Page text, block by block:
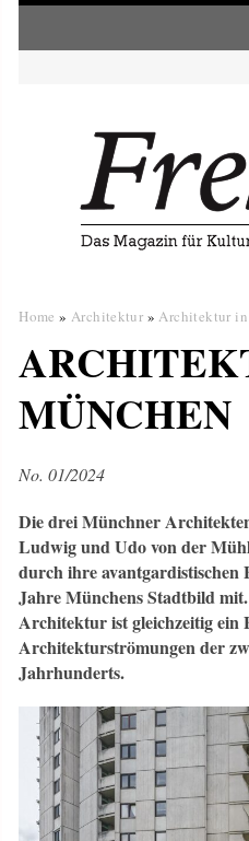
Home » Architektur » Architektur
MÜNCHEN
No. 01/2024
Die drei Münchner
Ludwig und Udo von der
durch ihre avantgardistischen
Jahre Münchens Stadtbild
Architektur ist gleichzeitig ein
Architekturströmungen der
Jahrhunderts.